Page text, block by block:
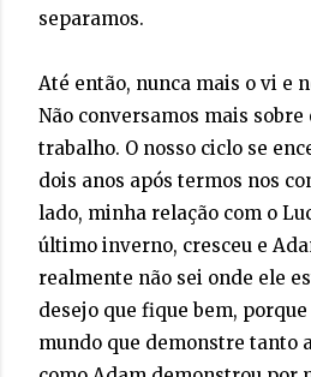
separamos.
Até então, nunca mais o vi e
Não conversamos mais
trabalho. O nosso ciclo se
dois anos após termos nos
lado, minha relação com o
último inverno, cresceu e
realmente não sei onde ele
desejo que fique bem,
mundo que demonstre tanto